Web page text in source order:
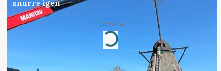
snurre igen
Annonce
Loading...